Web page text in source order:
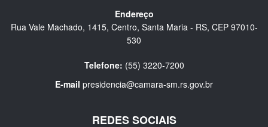
Endereço
Rua Vale Machado, 1415, Centro, Santa Maria - RS, CEP 97010-
530
Telefone: (55) 3220-7200
E-mail presidencia@camara-sm.rs.gov.br
REDES SOCIAIS